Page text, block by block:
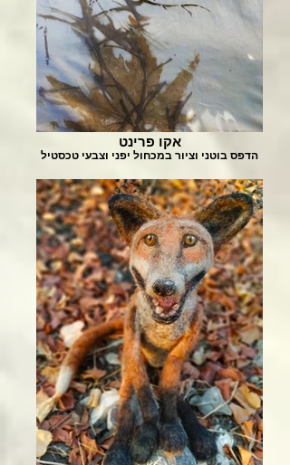
אקו פרינט
הדפס בוטני וציור במכחול יפני וצבעי טכסטיל